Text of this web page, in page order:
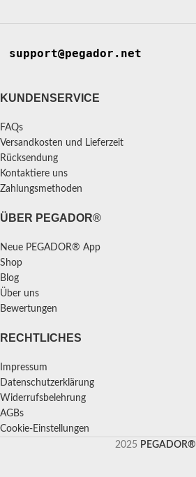
support@pegador.net
KUNDENSERVICE
FAQs
Versandkosten und Lieferzeit
Rücksendung
Kontaktiere uns
Zahlungsmethoden
ÜBER PEGADOR®
Neue PEGADOR® App
Shop
Blog
Über uns
Bewertungen
RECHTLICHES
Impressum
Datenschutzerklärung
Widerrufsbelehrung
AGBs
Cookie-Einstellungen
2025 PEGADOR®